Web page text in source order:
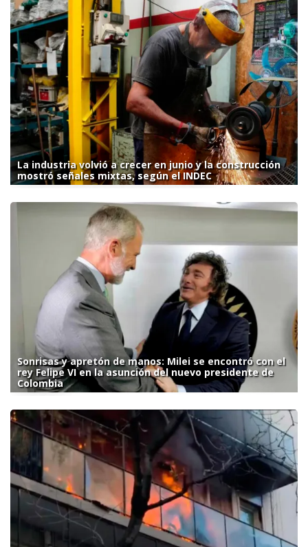
La industria volvió a crecer en junio y la construcción
mostró señales mixtas, según el INDEC
Sonrisas y apretón de manos: Milei se encontró con el
rey Felipe VI en la asunción del nuevo presidente de
Colombia